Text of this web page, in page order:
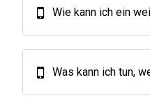
Wie kann ich ein
Was kann ich tun,